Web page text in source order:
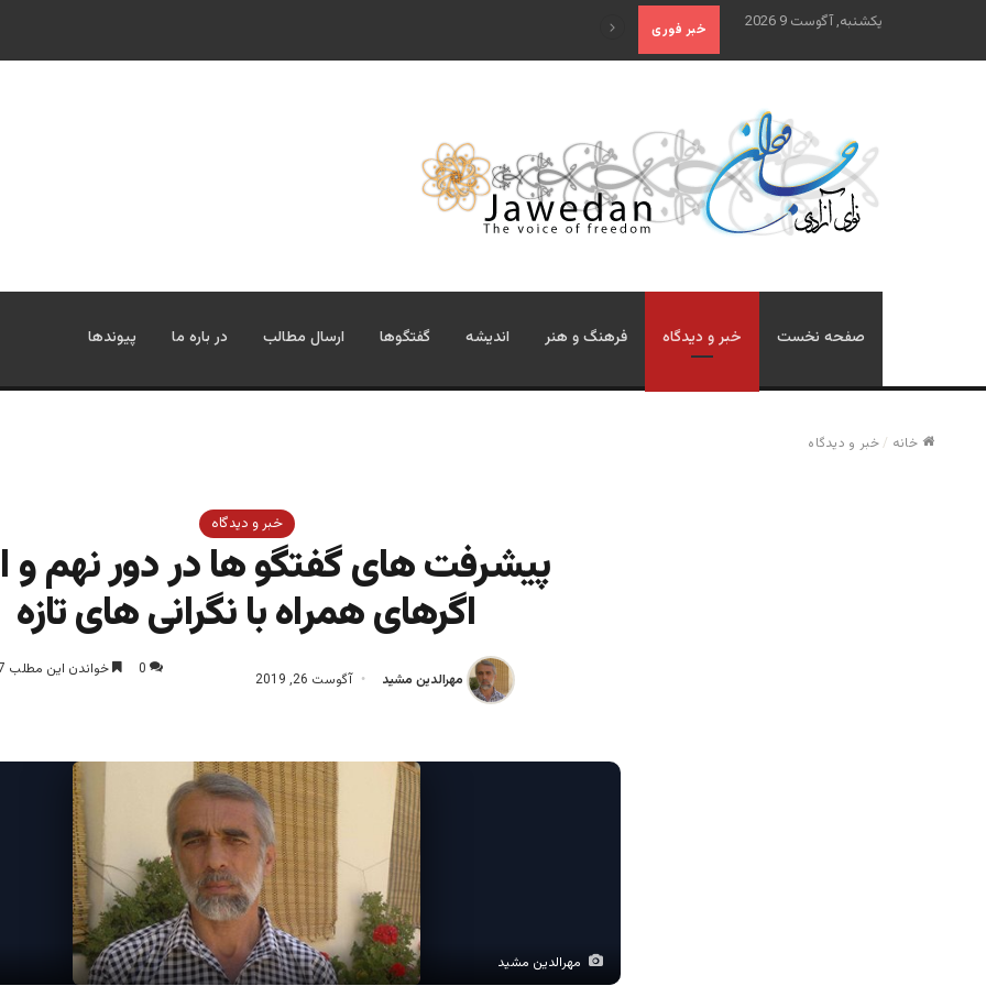
یکشنبه, آگوست 9 2026 خبر فوری قابل توجه آقایان احمد مسعود و قیوم ملنک
صفحه نخست خبر و دیدگاه فرهنگ و هنر اندیشه گفتگوها ارسال مطالب در باره ما پیوندها
خانه /خبر و دیدگاه
خبر و دیدگاه
پیشرفت های گفتگو ها در دور نهم و
اگرهای همراه با نگرانی های تازه
مهرالدین مشید آگوست 26, 2019
0 خواندن این مطلب 7 دقیقه زمان میبرد
مهرالدین مشید